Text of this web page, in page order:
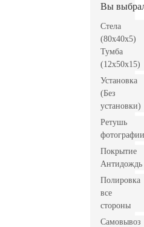
Вы
Стела
(80x40x5)
Тумба
(12x50x15)
Установка
(Без
установки)
Ретушь
фотографии
Покрытие
Антидождь
Полировка
все
стороны
Самовывоз